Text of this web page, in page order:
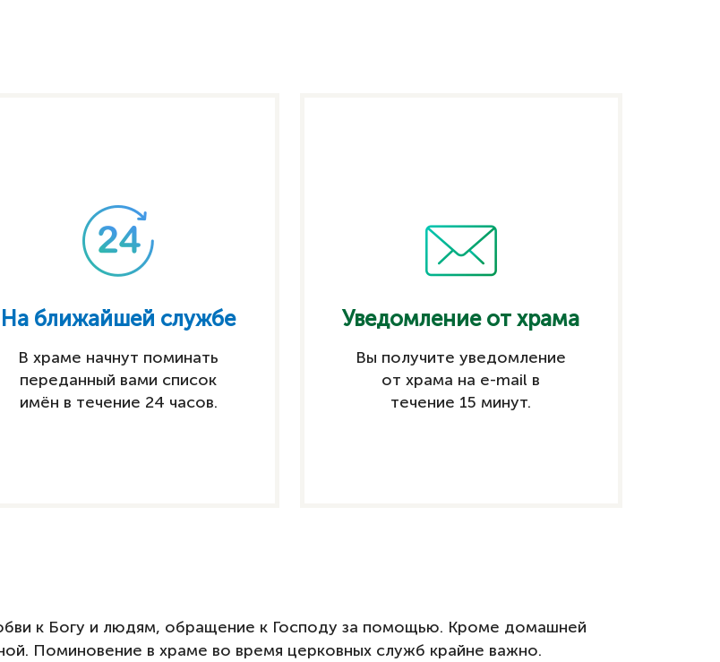
На ближайшей службе
В храме начнут поминать
переданный вами список
имён в течение 24 часов.
Уведомление от храма
Вы получите уведомление
от храма на e-mail в
течение 15 минут.
к Богу и людям, обращение к Господу за помощью. Кроме домашней
Поминовение в храме во время церковных служб крайне важно.